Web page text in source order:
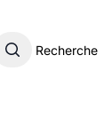
Recherche